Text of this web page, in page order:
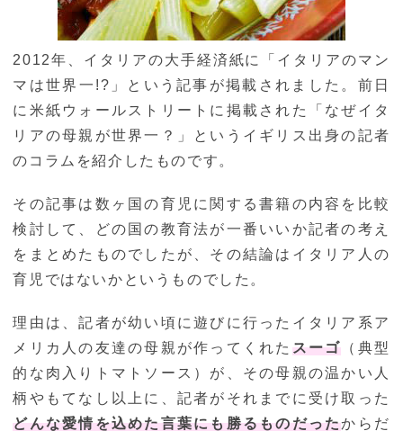
2012年、イタリアの大手経済紙に「イタリアのマン
マは世界一!?」という記事が掲載されました。前日
に米紙ウォールストリートに掲載された「なぜイタ
リアの母親が世界一？」というイギリス出身の記者
のコラムを紹介したものです。
その記事は数ヶ国の育児に関する書籍の内容を比較
検討して、どの国の教育法が一番いいか記者の考え
をまとめたものでしたが、その結論はイタリア人の
育児ではないかというものでした。
理由は、記者が幼い頃に遊びに行ったイタリア系ア
メリカ人の友達の母親が作ってくれた スーゴ （典型
的な肉入りトマトソース）が、その母親の温かい人
柄やもてなし以上に、記者がそれまでに受け取った
どんな愛情を込めた言葉にも勝るものだったからだ